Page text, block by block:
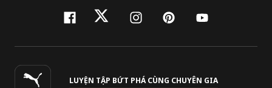
facebook
twitterinstagram
pinterest
youtube
LUYỆN TẬP BỨT PHÁ CÙNG CHUYÊN GIA